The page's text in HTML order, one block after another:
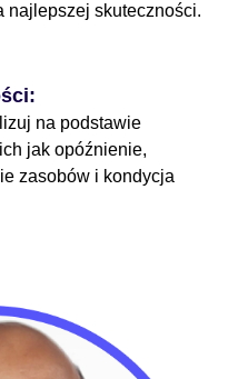
najlepszej skuteczności.
na podstawie
jak opóźnienie,
zasobów i kondycja